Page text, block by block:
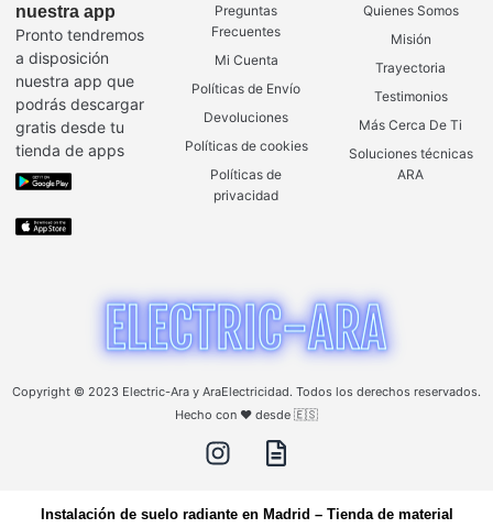
nuestra app
Pronto tendremos
a disposición
nuestra app que
podrás descargar
gratis desde tu
tienda de apps
Preguntas
Frecuentes
Mi Cuenta
Políticas de Envío
Devoluciones
Políticas de cookies
Políticas de
privacidad
Quienes Somos
Misión
Trayectoria
Testimonios
Más Cerca De Ti
Soluciones técnicas
ARA
Copyright © 2023 Electric-Ara y AraElectricidad. Todos los derechos reservados.
Hecho con ❤️ desde 🇪🇸
Instalación de suelo radiante en Madrid – Tienda de material